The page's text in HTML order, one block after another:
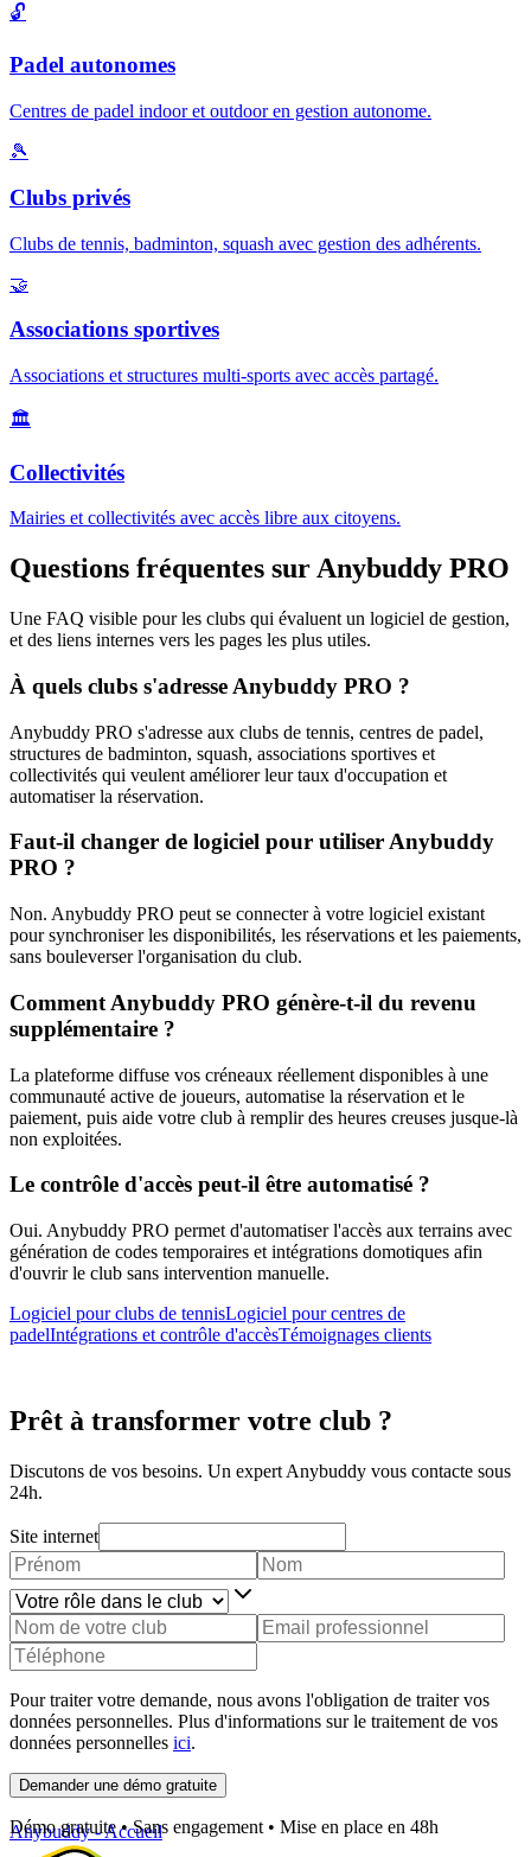
🔓
Padel autonomes
Centres de padel indoor et outdoor en gestion autonome.
🎾
Clubs privés
Clubs de tennis, badminton, squash avec gestion des adhérents.
🤝
Associations sportives
Associations et structures multi-sports avec accès partagé.
🏛️
Collectivités
Mairies et collectivités avec accès libre aux citoyens.
Questions fréquentes sur Anybuddy PRO
Une FAQ visible pour les clubs qui évaluent un logiciel de gestion,
et des liens internes vers les pages les plus utiles.
À quels clubs s'adresse Anybuddy PRO ?
Anybuddy PRO s'adresse aux clubs de tennis, centres de padel,
structures de badminton, squash, associations sportives et
collectivités qui veulent améliorer leur taux d'occupation et
automatiser la réservation.
Faut-il changer de logiciel pour utiliser Anybuddy
PRO ?
Non. Anybuddy PRO peut se connecter à votre logiciel existant
pour synchroniser les disponibilités, les réservations et les paiements,
sans bouleverser l'organisation du club.
Comment Anybuddy PRO génère-t-il du revenu
supplémentaire ?
La plateforme diffuse vos créneaux réellement disponibles à une
communauté active de joueurs, automatise la réservation et le
paiement, puis aide votre club à remplir des heures creuses jusque-là
non exploitées.
Le contrôle d'accès peut-il être automatisé ?
Oui. Anybuddy PRO permet d'automatiser l'accès aux terrains avec
génération de codes temporaires et intégrations domotiques afin
d'ouvrir le club sans intervention manuelle.
Logiciel pour clubs de tennisLogiciel pour centres de
padelIntégrations et contrôle d'accèsTémoignages clients
Prêt à transformer votre club ?
Discutons de vos besoins. Un expert Anybuddy vous contacte sous
24h.
Site internet
Pour traiter votre demande, nous avons l'obligation de traiter vos
données personnelles. Plus d'informations sur le traitement de vos
données personnelles ici.
Demander une démo gratuite
Démo gratuite • Sans engagement • Mise en place en 48h
Anybuddy - Accueil